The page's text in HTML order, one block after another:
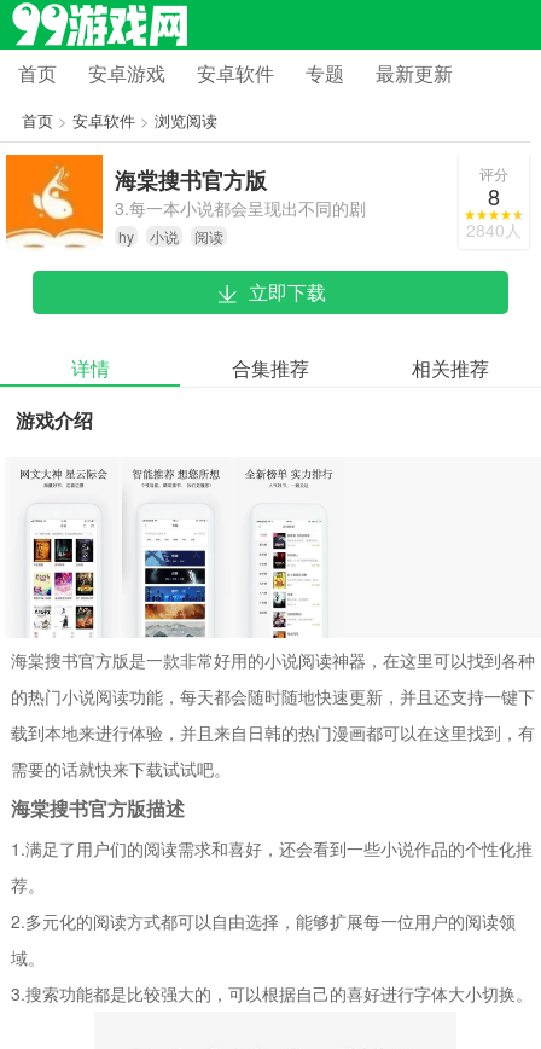
首页 安卓游戏 安卓软件 专题 最新更新
首页> 安卓软件> 浏览阅读
海棠搜书官方版
3.每一本小说都会呈现出不同的剧
情，从而提高了这个软件的作品可读
性。
hy 小说 阅读
评分
8
2840人
立即下载
详情 合集推荐
相关推荐
游戏介绍
海棠搜书官方版是一款非常好用的小说阅读神器，在这里可以找到各种
的热门小说阅读功能，每天都会随时随地快速更新，并且还支持一键下
载到本地来进行体验，并且来自日韩的热门漫画都可以在这里找到，有
需要的话就快来下载试试吧。
海棠搜书官方版描述
1.满足了用户们的阅读需求和喜好，还会看到一些小说作品的个性化推
荐。
2.多元化的阅读方式都可以自由选择，能够扩展每一位用户的阅读领
域。
3.搜索功能都是比较强大的，可以根据自己的喜好进行字体大小切换。